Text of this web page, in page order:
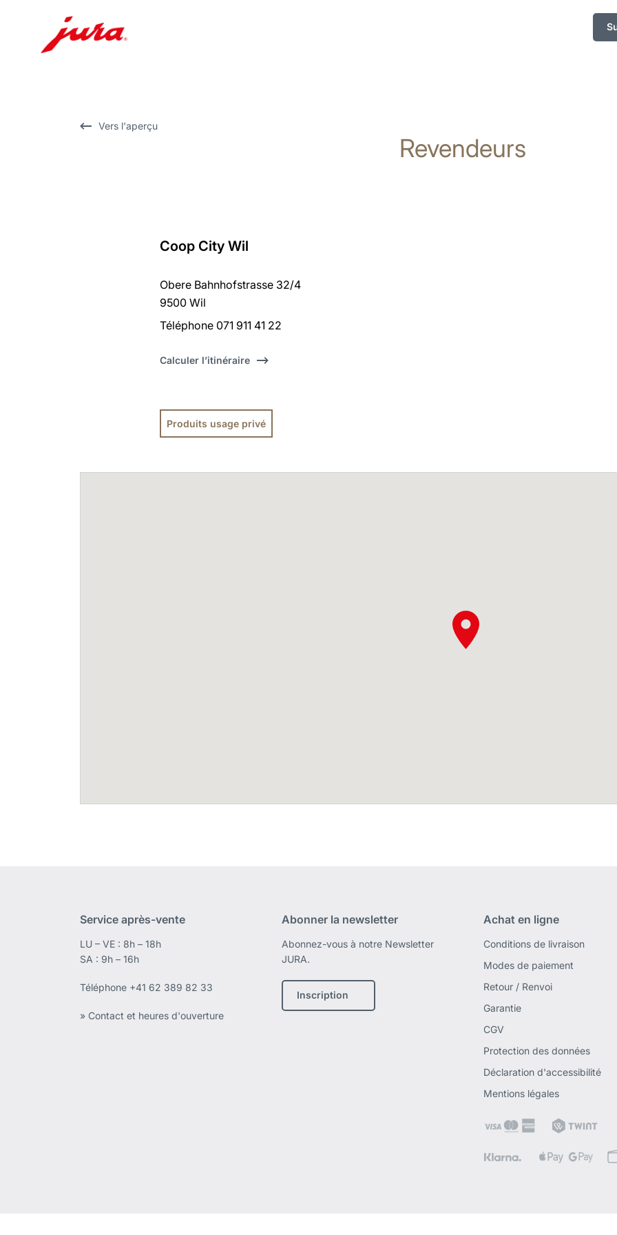
Vers l'aperçu
Revendeurs
Coop City Wil
Obere Bahnhofstrasse 32/4
9500 Wil
Téléphone 071 911 41 22
Calculer l’itinéraire
Produits usage privé
Service après-vente
LU – VE : 8h – 18h
SA : 9h – 16h
Téléphone +41 62 389 82 33
» Contact et heures d'ouverture
Abonner la newsletter
Abonnez-vous à notre Newsletter
JURA.
Inscription
Achat en ligne
Conditions de livraison
Modes de paiement
Retour / Renvoi
Garantie
CGV
Protection des données
Déclaration d'accessibilité
Mentions légales